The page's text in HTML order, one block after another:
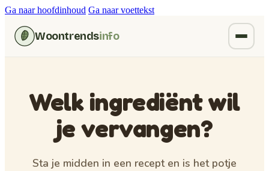
Ga naar hoofdinhoud Ga naar voettekst
Woontrendsinfo
Wonen
Huishoudelijk
Blogs
Welk ingrediënt wil
je vervangen?
Sta je midden in een recept en is het potje